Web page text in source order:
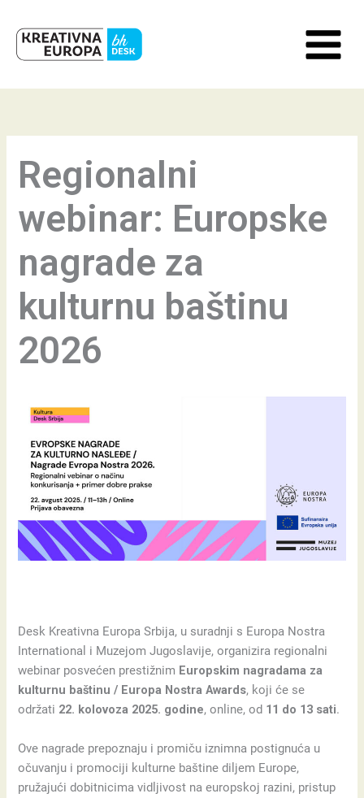
content
Regionalni
webinar: Europske
nagrade za
kulturnu baštinu
2026
Desk Kreativna Europa Srbija, u suradnji s Europa Nostra
International i Muzejom Jugoslavije, organizira regionalni
webinar posvećen prestižnim Europskim nagradama za
kulturnu baštinu / Europa Nostra Awards, koji će se
održati 22. kolovoza 2025. godine, online, od 11 do 13 sati.
Ove nagrade prepoznaju i promiču iznimna postignuća u
očuvanju i promociji kulturne baštine diljem Europe,
pružajući dobitnicima vidljivost na europskoj razini, pristup